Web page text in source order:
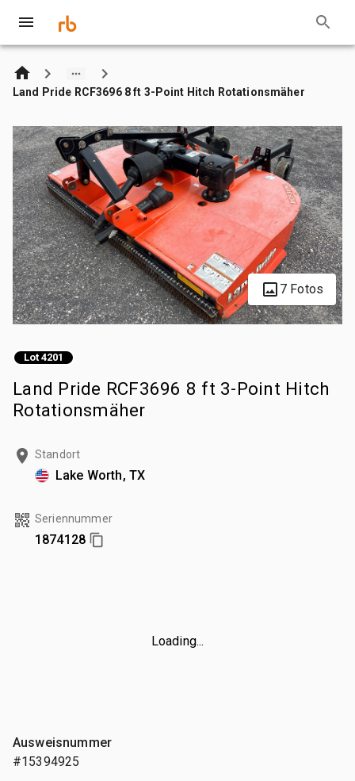
Land Pride RCF3696 8 ft 3-Point Hitch Rotationsmäher
7 Fotos
Lot 4201
Land Pride RCF3696 8 ft 3-Point Hitch
Rotationsmäher
Standort
Lake Worth, TX
Seriennummer
1874128
Loading...
Ausweisnummer
#15394925